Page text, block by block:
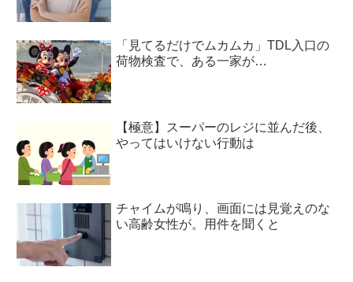
「見てるだけでムカムカ」TDL入口の
荷物検査で、ある一家が…
【極意】スーパーのレジに並んだ後、
やってはいけない行動は
チャイムが鳴り、画面には見覚えのな
い高齢女性が。用件を聞くと